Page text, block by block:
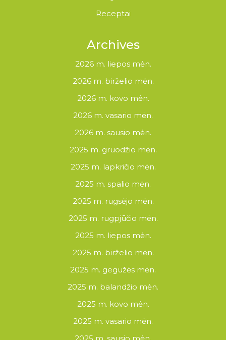
Receptai
Archives
2026 m. liepos mėn.
2026 m. birželio mėn.
2026 m. kovo mėn.
2026 m. vasario mėn.
2026 m. sausio mėn.
2025 m. gruodžio mėn.
2025 m. lapkričio mėn.
2025 m. spalio mėn.
2025 m. rugsėjo mėn.
2025 m. rugpjūčio mėn.
2025 m. liepos mėn.
2025 m. birželio mėn.
2025 m. gegužės mėn.
2025 m. balandžio mėn.
2025 m. kovo mėn.
2025 m. vasario mėn.